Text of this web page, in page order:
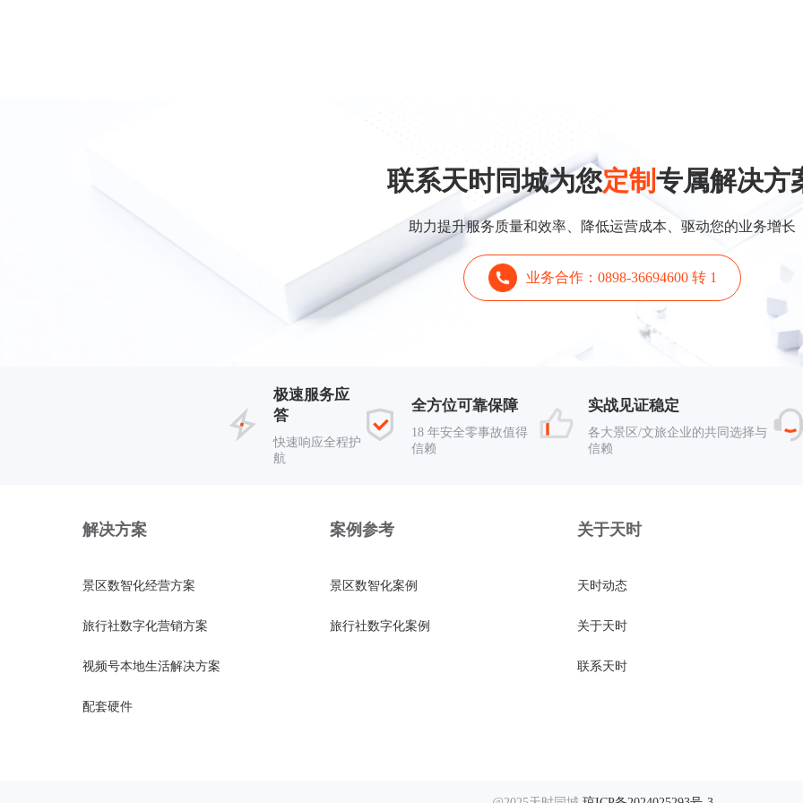
联系天时同城为您定制专属解决方
助力提升服务质量和效率、降低运营成本、驱动您的业务增长
业务合作：0898-36694600 转 1
极速服务应
答
快速响应全程护
航
全方位可靠保障
18 年安全零事故值得
信赖
实战见证稳定
各大景区/文旅企业的共同选择与
信赖
解决方案
景区数智化经营方案
旅行社数字化营销方案
视频号本地生活解决方案
配套硬件
案例参考
景区数智化案例
旅行社数字化案例
关于天时
天时动态
关于天时
联系天时